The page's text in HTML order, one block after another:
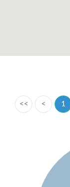
<< < 1